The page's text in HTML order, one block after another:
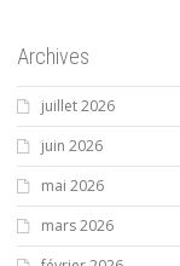
Archives
juillet 2026
juin 2026
mai 2026
mars 2026